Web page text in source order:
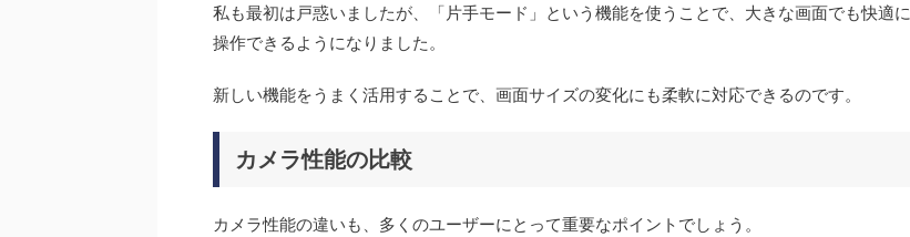
私も最初は戸惑いましたが、「片手モード」という機能を使うことで、大きな画面でも快適に
操作できるようになりました。
新しい機能をうまく活用することで、画面サイズの変化にも柔軟に対応できるのです。
カメラ性能の比較
カメラ性能の違いも、多くのユーザーにとって重要なポイントでしょう。